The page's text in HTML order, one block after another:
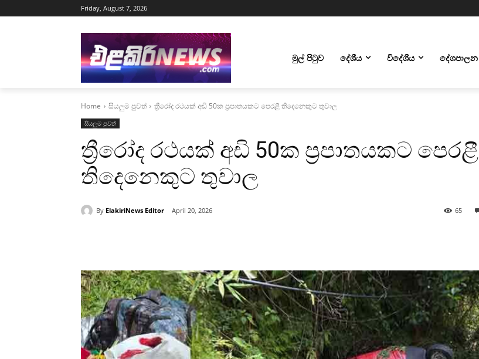
Friday, August 7, 2026
මුල් පිටුව දේශීය විදේශීය දේශපාලන
Home සියලුම පුවත් ත්‍රීරෝද රථයක් අඩි 50ක ප්‍රපාතයකට පෙරළී තිදෙනෙකුට තුවාල
සියලුම පුවත්
ත්‍රීරෝද රථයක් අඩි 50ක ප්‍රපාතයකට පෙරළී
තිදෙනෙකුට තුවාල
By ElakiriNews Editor April 20, 2026 65